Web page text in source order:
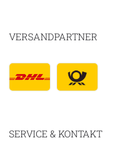
VERSANDPARTNER
SERVICE & KONTAKT